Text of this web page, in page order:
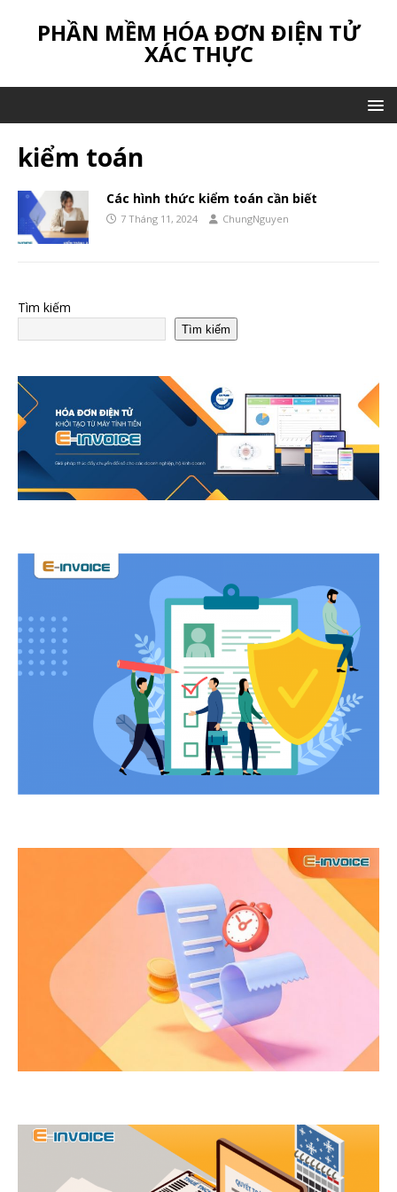
PHẦN MỀM HÓA ĐƠN ĐIỆN TỬ
XÁC THỰC
kiểm toán
Các hình thức kiểm toán cần biết
7 Tháng 11, 2024 ChungNguyen
Tìm kiếm
Tìm kiếm